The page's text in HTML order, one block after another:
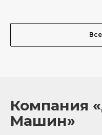
Компания
Машин»